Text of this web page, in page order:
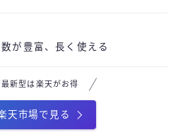
が豊富、長く使える
最新型は楽天がお得
天市場で見る